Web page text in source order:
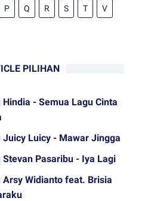
P Q R S T V
PILIHAN
- Semua Lagu Cinta
Juicy Luicy - Mawar Jingga
Stevan Pasaribu - Iya Lagi
Arsy Widianto feat. Brisia